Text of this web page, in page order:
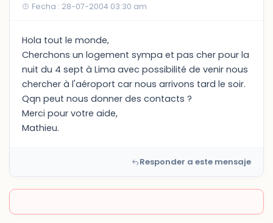
Fecha : 28-07-2004 03:30 am
Hola tout le monde,
Cherchons un logement sympa et pas cher pour la
nuit du 4 sept à Lima avec possibilité de venir nous
chercher à l'aéroport car nous arrivons tard le soir.
Qqn peut nous donner des contacts ?
Merci pour votre aide,
Mathieu.
Responder a este mensaje